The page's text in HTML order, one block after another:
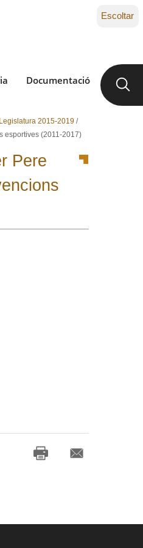
Documentació
Escoltar
2015-2019 /
esportives (2011-2017)
Pere